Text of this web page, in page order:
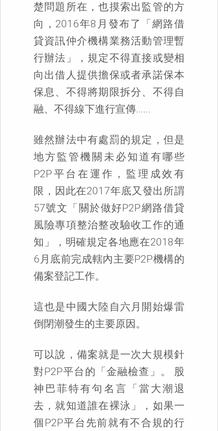
楚問題所在，也摸索出監管的方
向，2016年8月發布了「網路借
貸資訊仲介機構業務活動管理暫
行辦法」，規定不得直接或變相
向出借人提供擔保或者承諾保本
保息、不得將期限拆分、不得自
融、不得線下進行宣傳......
雖然辦法中有處罰的規定，但是
地方監管機關未必知道有哪些
P2P平台在運作，監理成效有
限，因此在2017年底又發出所謂
57號文「關於做好P2P網路借貸
風險專項整治整改驗收工作的通
知」，明確規定各地應在2018年
6月底前完成轄內主要P2P機構的
備案登記工作。
這也是中國大陸自六月開始爆雷
倒閉潮發生的主要原因。
可以說，備案就是一次大規模針
對P2P平台的「金融檢查」。 股
神巴菲特有句名言「當大潮退
去，就知道誰在裸泳」，如果一
個P2P平台先前就有不合規的行